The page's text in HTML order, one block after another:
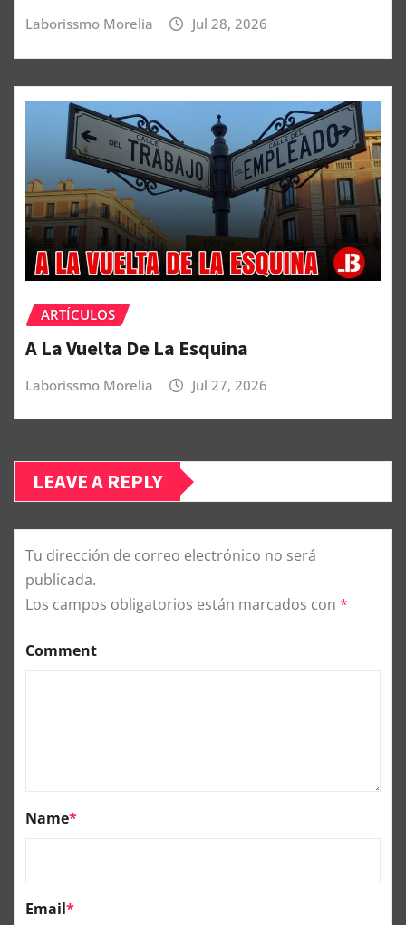
Laborissmo Morelia Jul 28, 2026
ARTÍCULOS
A La Vuelta De La Esquina
Laborissmo Morelia Jul 27, 2026
LEAVE A REPLY
Tu dirección de correo electrónico no será
publicada.
Los campos obligatorios están marcados con *
Comment
Name*
Email*